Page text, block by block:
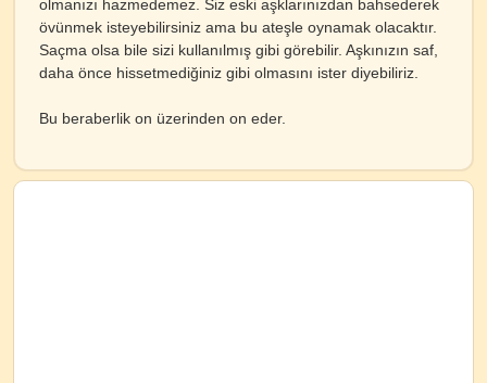
olmanızı hazmedemez. Siz eski aşklarınızdan bahsederek
övünmek isteyebilirsiniz ama bu ateşle oynamak olacaktır.
Saçma olsa bile sizi kullanılmış gibi görebilir. Aşkınızın saf,
daha önce hissetmediğiniz gibi olmasını ister diyebiliriz.
Bu beraberlik on üzerinden on eder.